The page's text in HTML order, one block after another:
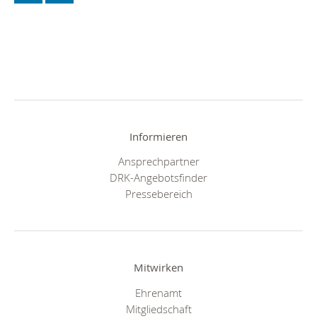
Informieren
Ansprechpartner
DRK-Angebotsfinder
Pressebereich
Mitwirken
Ehrenamt
Mitgliedschaft